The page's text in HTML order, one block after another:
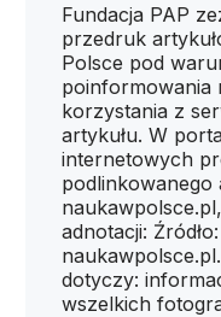
Fundacja PAP
przedruk
Polsce pod
poinformowania
korzystania z
artykułu. W
internetowych
podlinkowanego
adnotacji:
dotyczy:
wszelkich